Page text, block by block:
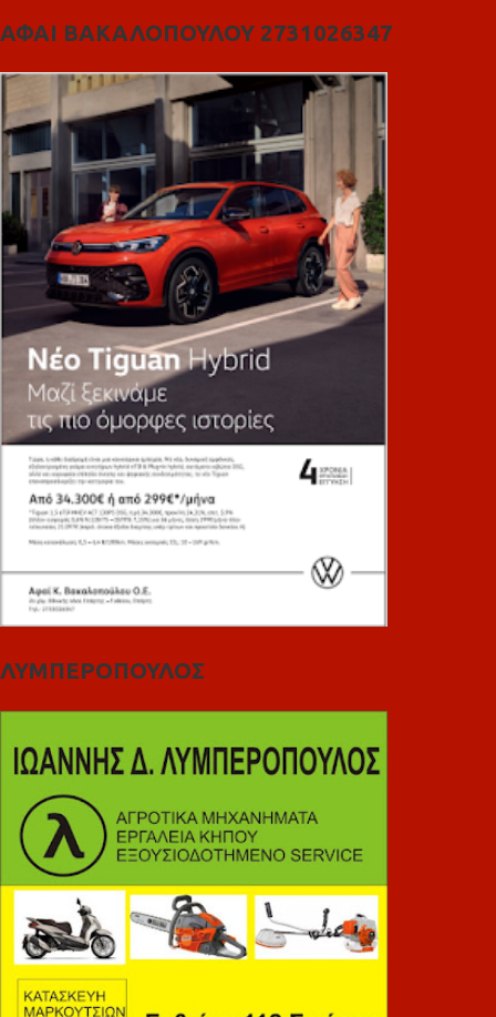
ΑΦΑΙ ΒΑΚΑΛΟΠΟΥΛΟΥ 2731026347
ΛΥΜΠΕΡΟΠΟΥΛΟΣ